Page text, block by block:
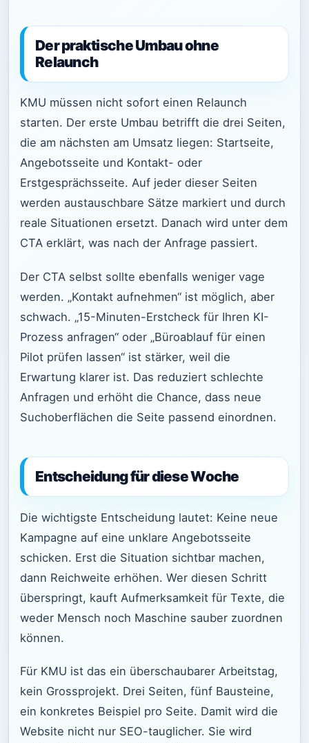
Der praktische Umbau ohne
Relaunch
KMU müssen nicht sofort einen Relaunch
starten. Der erste Umbau betrifft die drei Seiten,
die am nächsten am Umsatz liegen: Startseite,
Angebotsseite und Kontakt- oder
Erstgesprächsseite. Auf jeder dieser Seiten
werden austauschbare Sätze markiert und durch
reale Situationen ersetzt. Danach wird unter dem
CTA erklärt, was nach der Anfrage passiert.
Der CTA selbst sollte ebenfalls weniger vage
werden. „Kontakt aufnehmen“ ist möglich, aber
schwach. „15-Minuten-Erstcheck für Ihren KI-
Prozess anfragen“ oder „Büroablauf für einen
Pilot prüfen lassen“ ist stärker, weil die
Erwartung klarer ist. Das reduziert schlechte
Anfragen und erhöht die Chance, dass neue
Suchoberflächen die Seite passend einordnen.
Entscheidung für diese Woche
Die wichtigste Entscheidung lautet: Keine neue
Kampagne auf eine unklare Angebotsseite
schicken. Erst die Situation sichtbar machen,
dann Reichweite erhöhen. Wer diesen Schritt
überspringt, kauft Aufmerksamkeit für Texte, die
weder Mensch noch Maschine sauber zuordnen
können.
Für KMU ist das ein überschaubarer Arbeitstag,
kein Grossprojekt. Drei Seiten, fünf Bausteine,
ein konkretes Beispiel pro Seite. Damit wird die
Website nicht nur SEO-tauglicher. Sie wird